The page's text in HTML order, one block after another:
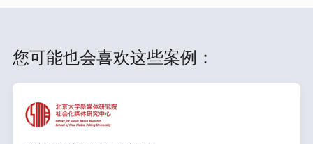
您可能也会喜欢这些案例：